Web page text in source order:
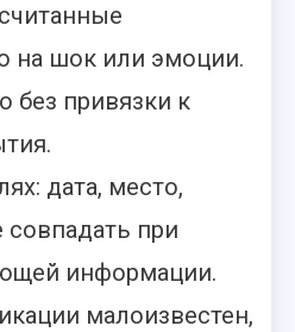
на шок или эмоции.
без привязки к
дата, место,
совпадать при
информации.
малоизвестен,